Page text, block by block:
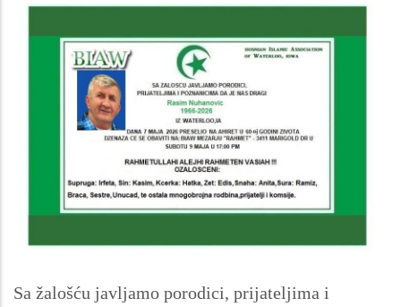
Sa žalošću javljamo porodici, prijateljima i